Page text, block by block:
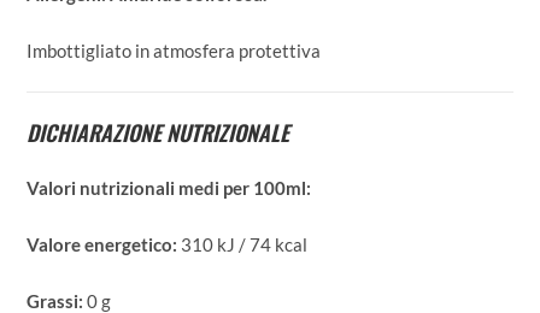
Imbottigliato in atmosfera protettiva
DICHIARAZIONE NUTRIZIONALE
Valori nutrizionali medi per 100ml:
Valore energetico: 310 kJ / 74 kcal
Grassi: 0 g